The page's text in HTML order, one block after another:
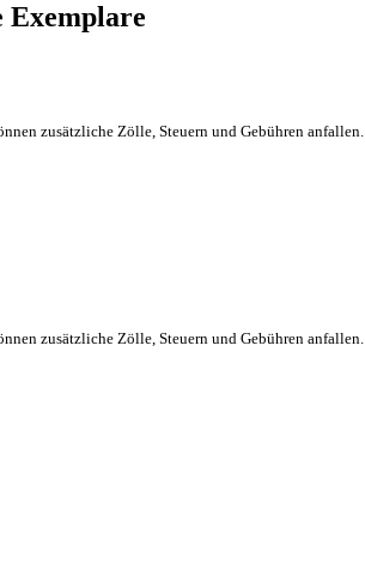
zusätzliche Zölle, Steuern und Gebühren anfallen.
zusätzliche Zölle, Steuern und Gebühren anfallen.